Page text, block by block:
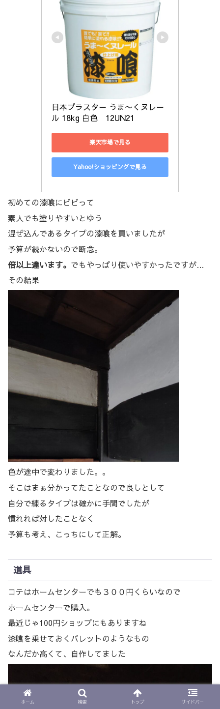
日本プラスター うま〜くヌレー
ル 18kg 白色　12UN21
楽天市場で見る
Yahoo!ショッピングで見る
初めての漆喰にビビって
素人でも塗りやすいとゆう
混ぜ込んであるタイプの漆喰を買いましたが
予算が続かないので断念。
倍以上違います。 でもやっぱり使いやすかったですが…
その結果
色が途中で変わりました。。
そこはまぁ分かってたことなので良しとして
自分で練るタイプは確かに手間でしたが
慣れれば対したことなく
予算も考え、こっちにして正解。
道具
コテはホームセンターでも３００円くらいなので
ホームセンターで購入。
最近じゃ100円ショップにもありますね
漆喰を乗せておくパレットのようなもの
なんだか高くて、自作してました
ホーム 検索 トップ サイドバー